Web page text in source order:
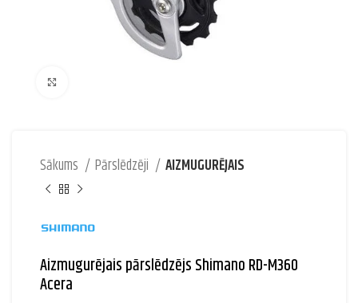
Sākums Pārslēdzēji AIZMUGURĒJAIS
Aizmugurējais pārslēdzējs Shimano RD-M360
Acera